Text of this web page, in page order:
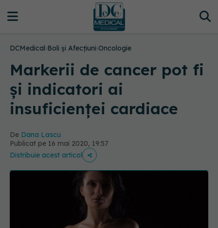
DCMedical›Boli și Afecțiuni›Oncologie
Markerii de cancer pot fi
și indicatori ai
insuficienței cardiace
De Dana Lascu
Publicat pe 16 mai 2020, 19:57
Distribuie acest articol